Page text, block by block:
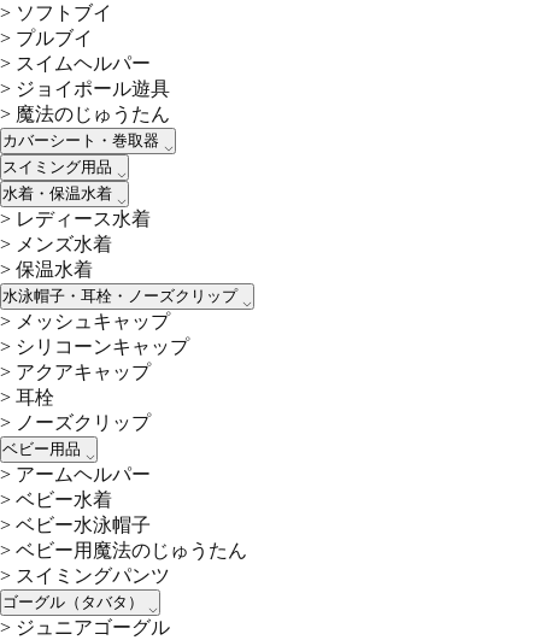
> ソフトブイ
> プルブイ
> スイムヘルパー
> ジョイポール遊具
> 魔法のじゅうたん
カバーシート・巻取器
スイミング用品
水着・保温水着
> レディース水着
> メンズ水着
> 保温水着
水泳帽子・耳栓・ノーズクリップ
> メッシュキャップ
> シリコーンキャップ
> アクアキャップ
> 耳栓
> ノーズクリップ
ベビー用品
> アームヘルパー
> ベビー水着
> ベビー水泳帽子
> ベビー用魔法のじゅうたん
> スイミングパンツ
ゴーグル（タバタ）
> ジュニアゴーグル